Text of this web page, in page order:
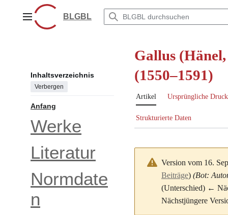
springenHauptmenüBLGBL
Inhaltsverzeichnis
Verbergen
Anfang
Werke
Literatur
Normdate
n
Gallus
(1550–1591)
Artikel Ursprüngliche
Strukturierte Daten
Version vom 16.
Beiträge) (Bot:
(Unterschied) ←
Nächstjüngere